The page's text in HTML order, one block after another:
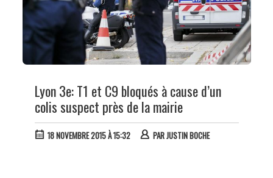
Lyon 3e: T1 et C9 bloqués à cause d’un
colis suspect près de la mairie
18 NOVEMBRE 2015 À 15:32 PARJUSTIN BOCHE